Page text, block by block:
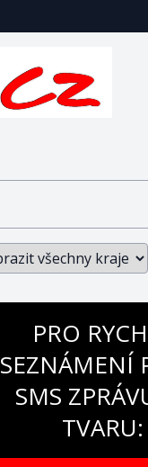
PRO
SEZNÁMENÍ
SMS
TVARU: